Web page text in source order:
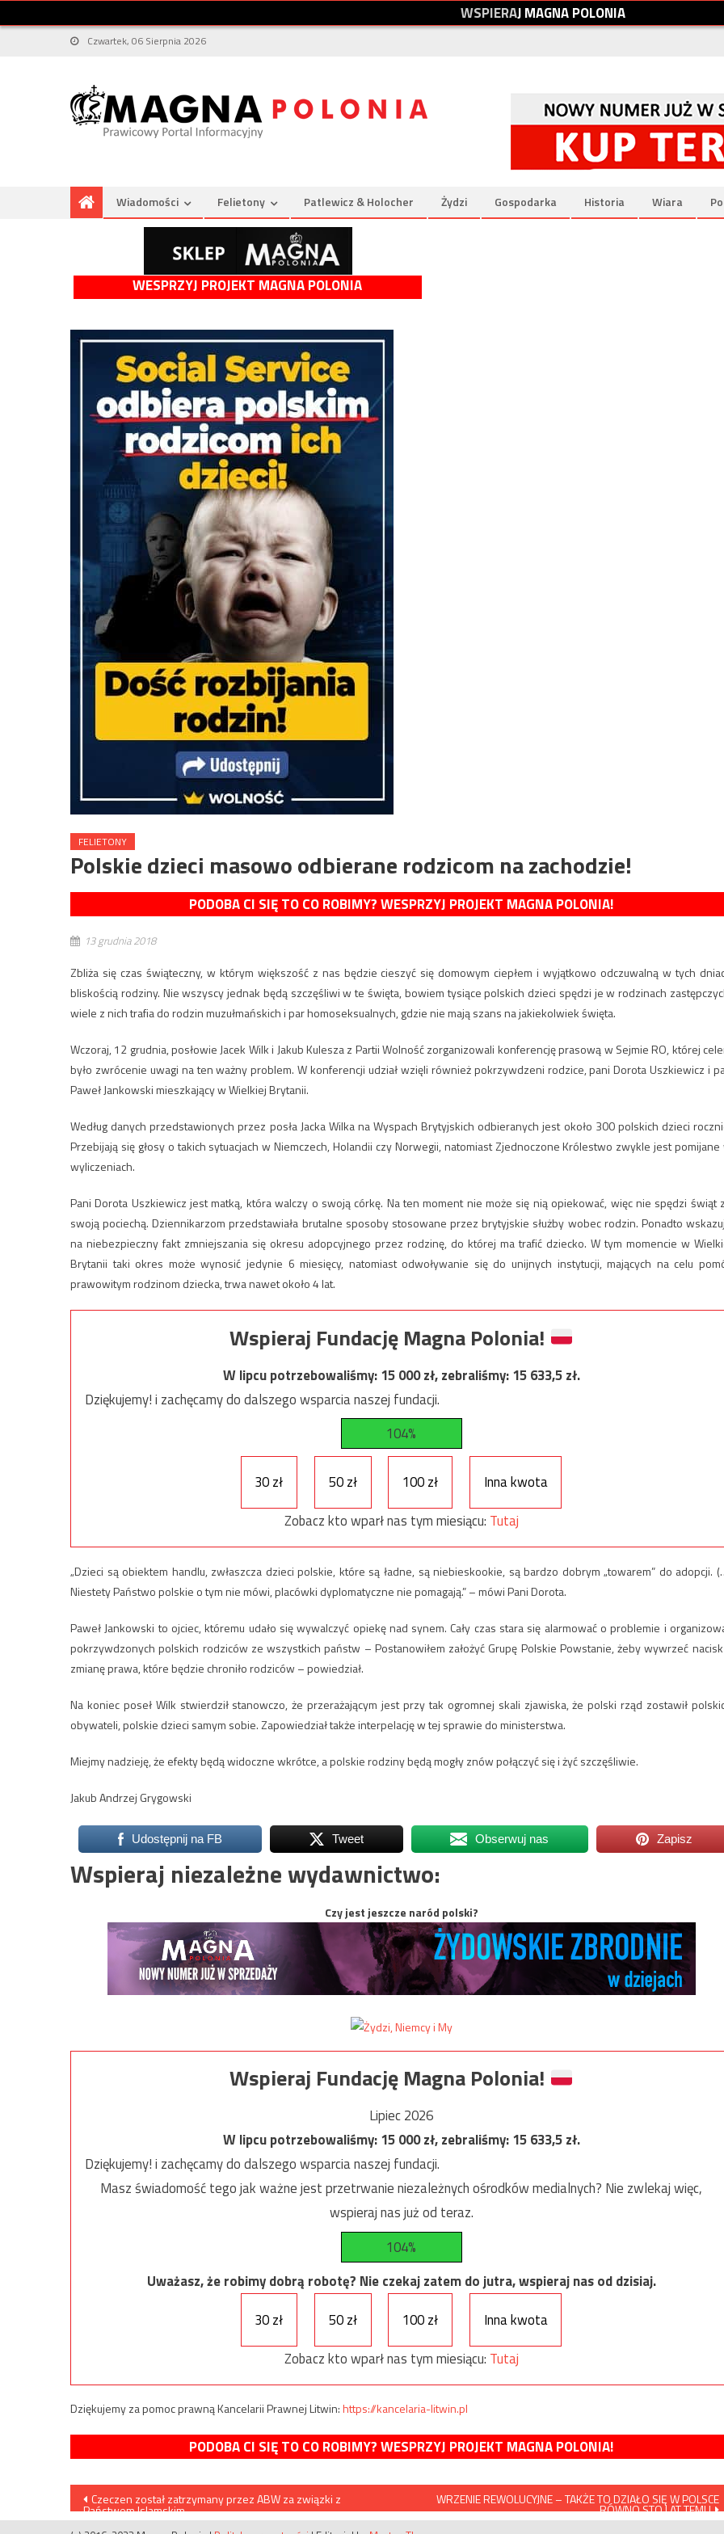
WSPIERAJMAGNAPOLONIA
Czwartek, 06 Sierpnia 2026
Wiadomości Felietony Patlewicz & Holocher Żydzi Gospodarka Historia Wiara
WESPRZYJ PROJEKT MAGNA POLONIA
FELIETONY
Polskie dzieci masowo odbierane rodzicom na zachodzie!
PODOBA CI SIĘ TO CO ROBIMY? WESPRZYJ PROJEKT MAGNA POLONIA!
13 grudnia 2018
Zbliża się czas świąteczny, w którym większość z nas będzie cieszyć się domowym ciepłem i wyjątkowo odczuwalną w tych
bliskością rodziny. Nie wszyscy jednak będą szczęśliwi w te święta, bowiem tysiące polskich dzieci spędzi je w rodzinach
wiele z nich trafia do rodzin muzułmańskich i par homoseksualnych, gdzie nie mają szans na jakiekolwiek święta.
Wczoraj, 12 grudnia, posłowie Jacek Wilk i Jakub Kulesza z Partii Wolność zorganizowali konferencję prasową w Sejmie RO, której
było zwrócenie uwagi na ten ważny problem. W konferencji udział wzięli również pokrzywdzeni rodzice, pani Dorota Uszkiewicz i
Paweł Jankowski mieszkający w Wielkiej Brytanii.
Według danych przedstawionych przez posła Jacka Wilka na Wyspach Brytyjskich odbieranych jest około 300 polskich dzieci
Przebijają się głosy o takich sytuacjach w Niemczech, Holandii czy Norwegii, natomiast Zjednoczone Królestwo zwykle jest pomijane
wyliczeniach.
Pani Dorota Uszkiewicz jest matką, która walczy o swoją córkę. Na ten moment nie może się nią opiekować, więc nie spędzi świąt
swoją pociechą. Dziennikarzom przedstawiała brutalne sposoby stosowane przez brytyjskie służby wobec rodzin. Ponadto
na niebezpieczny fakt zmniejszania się okresu adopcyjnego przez rodzinę, do której ma trafić dziecko. W tym momencie w
Brytanii taki okres może wynosić jedynie 6 miesięcy, natomiast odwoływanie się do unijnych instytucji, mających na celu
prawowitym rodzinom dziecka, trwa nawet około 4 lat.
Wspieraj Fundację Magna Polonia!
W lipcu potrzebowaliśmy:15 000zł, zebraliśmy:15 633,5zł.
Dziękujemy! i zachęcamy do dalszego wsparcia naszej fundacji.
104%
30 zł 50 zł 100 zł
Inna kwota
Zobacz kto wparł nas tym miesiącu: Tutaj
„Dzieci są obiektem handlu, zwłaszcza dzieci polskie, które są ładne, są niebieskookie, są bardzo dobrym „towarem” do adopcji.
Niestety Państwo polskie o tym nie mówi, placówki dyplomatyczne nie pomagają.” – mówi Pani Dorota.
Paweł Jankowski to ojciec, któremu udało się wywalczyć opiekę nad synem. Cały czas stara się alarmować o problemie i
pokrzywdzonych polskich rodziców ze wszystkich państw – Postanowiłem założyć Grupę Polskie Powstanie, żeby wywrzeć
zmianę prawa, które będzie chroniło rodziców – powiedział.
Na koniec poseł Wilk stwierdził stanowczo, że przerażającym jest przy tak ogromnej skali zjawiska, że polski rząd zostawił
obywateli, polskie dzieci samym sobie. Zapowiedział także interpelację w tej sprawie do ministerstwa.
Miejmy nadzieję, że efekty będą widoczne wkrótce, a polskie rodziny będą mogły znów połączyć się i żyć szczęśliwie.
Jakub Andrzej Grygowski
Udostępnij na FB Tweet Obserwuj nas Zapisz
Wspieraj niezależne wydawnictwo:
Czy jest jeszcze naród polski?
Wspieraj Fundację Magna Polonia!
Lipiec 2026
W lipcu potrzebowaliśmy:15 000zł, zebraliśmy:15 633,5zł.
Dziękujemy! i zachęcamy do dalszego wsparcia naszej fundacji.
Masz świadomość tego jak ważne jest przetrwanie niezależnych ośrodków medialnych? Nie zwlekaj więc,
wspieraj nas już od teraz.
104%
Uważasz, że robimy dobrą robotę? Nie czekaj zatem do jutra, wspieraj nas od dzisiaj.
30 zł
50 zł 100 zł
Inna kwota
Zobacz kto wparł nas tym miesiącu: Tutaj
Dziękujemy za pomoc prawną Kancelarii Prawnej Litwin:https://kancelaria-litwin.pl
PODOBA CI SIĘ TO CO ROBIMY? WESPRZYJ PROJEKT MAGNA POLONIA!
Nawigacja
Czeczen został zatrzymany przez ABW za związki z
Państwem Islamskim
WRZENIE REWOLUCYJNE – TAKŻE TO DZIAŁO SIĘ W POLSCE
RÓWNO STO LAT TEMU